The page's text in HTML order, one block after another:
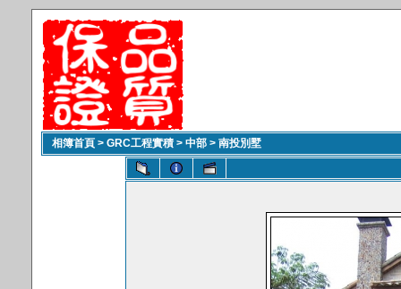
相簿首頁 > GRC工程實積 > 中部 > 南投別墅